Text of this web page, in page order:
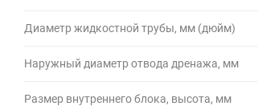
Диаметр жидкостной трубы, мм (дюйм)
Наружный диаметр отвода дренажа, мм
Размер внутреннего блока, высота, мм